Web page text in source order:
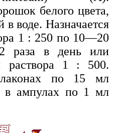
белого цвета,
воде. Назначается
1 : 250 по 10—20
раза в день или
1 : 500.
по 15 мл
в ампулах по 1 мл